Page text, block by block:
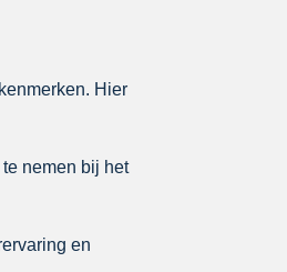
Hier
nemen bij het
en